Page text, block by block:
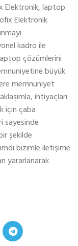
Elektronik, laptop
Elektronik
kadro ile
çözümlerini
büyük
memnuniyet
ihtiyaçları
için çaba
sayesinde
şekilde
bizimle iletişime
yararlanarak